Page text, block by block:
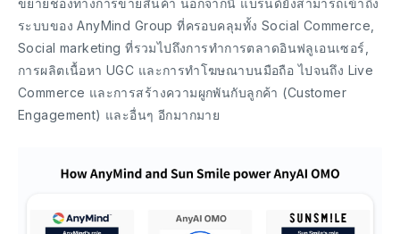
ระบบของ AnyMind Group ที่ครอบคลุมทั้ง Social Commerce,
Social marketing ที่รวมไปถึงการทำการตลาดอินฟลูเอนเซอร์,
การผลิตเนื้อหา UGC และการทำโฆษณาบนมือถือ ไปจนถึง Live
Commerce และการสร้างความผูกพันกับลูกค้า (Customer
Engagement) และอื่นๆ อีกมากมาย